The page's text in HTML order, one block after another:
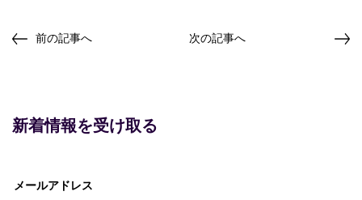
前の記事へ 次の記事へ
新着情報を受け取る
メールアドレス